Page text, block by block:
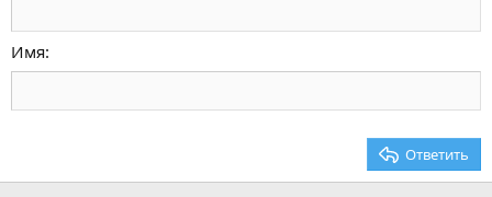
18
22
Tahoma
Times New Roman
Заголовок 2
Заголовок 3
Имя
Ответить